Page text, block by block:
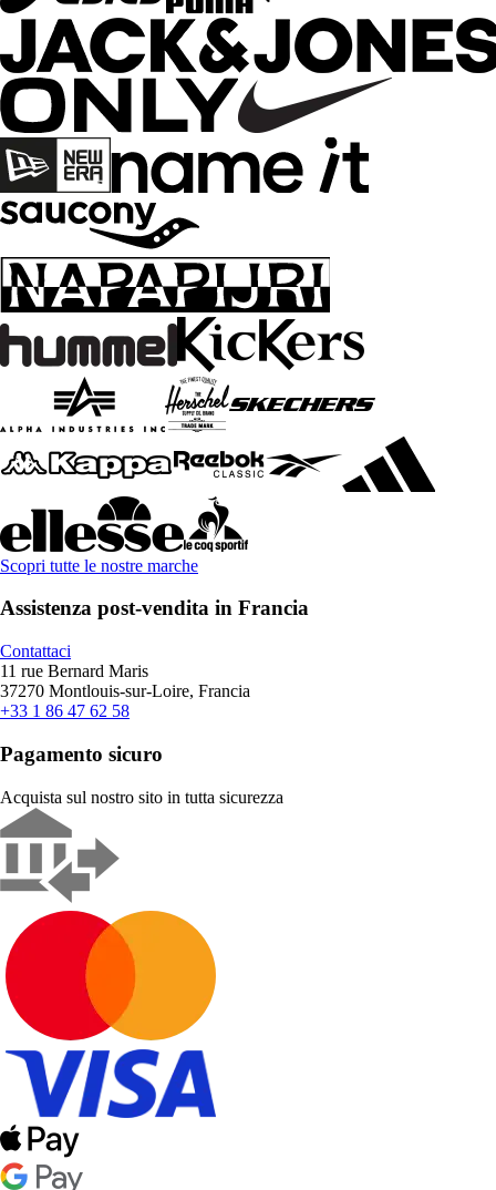
Scopri tutte le nostre marche
Assistenza post-vendita in Francia
Contattaci
11 rue Bernard Maris
37270 Montlouis-sur-Loire, Francia
+33 1 86 47 62 58
Pagamento sicuro
Acquista sul nostro sito in tutta sicurezza